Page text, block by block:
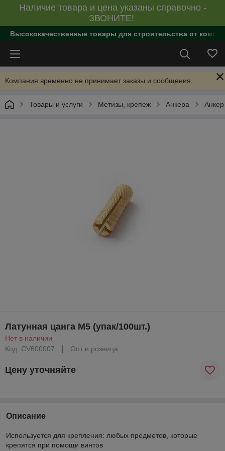
Наличие товара и цена указаны справочно -
ЗВОНИТЕ!
Высококачественные товары для строительства от
Компания временно не принимает заказы и сообщения.
Товары и услуги Метизы, крепеж Анкера
Латунная цанга М5 (упак/100шт.)
Нет в наличии
Код: CV600007
Опт и розница
Цену уточняйте
Описание
Используется для крепления: любых предметов, которые
крепятся при помощи винтов